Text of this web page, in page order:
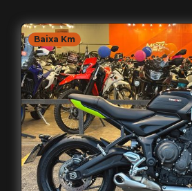
Baixa Km